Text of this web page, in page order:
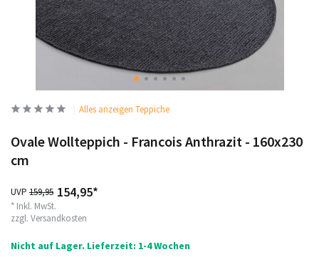
Alles anzeigen Teppiche
Ovale Wollteppich - Francois Anthrazit - 160x230
cm
UVP 159,95 154,95*
* Inkl. MwSt.
zzgl. Versandkosten
Nicht auf Lager. Lieferzeit: 1-4 Wochen